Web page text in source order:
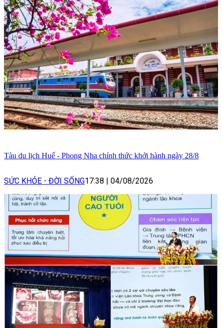
Tàu du lịch Huế - Phong Nha chính thức khởi hành ngày 28/8
SỨC KHỎE - ĐỜI SỐNG17:38 | 04/08/2026